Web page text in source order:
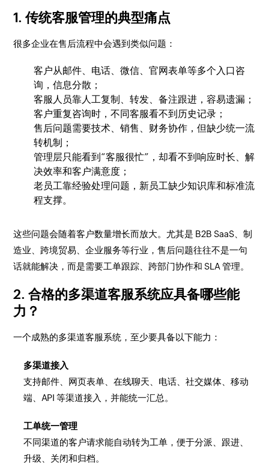
1. 传统客服管理的典型痛点
很多企业在售后流程中会遇到类似问题：
客户从邮件、电话、微信、官网表单等多个入口咨
询，信息分散；
客服人员靠人工复制、转发、备注跟进，容易遗漏；
客户重复咨询时，不同客服看不到历史记录；
售后问题需要技术、销售、财务协作，但缺少统一流
转机制；
管理层只能看到“客服很忙”，却看不到响应时长、解
决效率和客户满意度；
老员工靠经验处理问题，新员工缺少知识库和标准流
程支撑。
这些问题会随着客户数量增长而放大。尤其是 B2B SaaS、制
造业、跨境贸易、企业服务等行业，售后问题往往不是一句
话就能解决，而是需要工单跟踪、跨部门协作和 SLA 管理。
2. 合格的多渠道客服系统应具备哪些能
力？
一个成熟的多渠道客服系统，至少要具备以下能力：
多渠道接入
支持邮件、网页表单、在线聊天、电话、社交媒体、移动
端、API 等渠道接入，并能统一汇总。
工单统一管理
不同渠道的客户请求能自动转为工单，便于分派、跟进、
升级、关闭和归档。